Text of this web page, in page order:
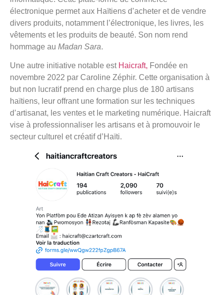
électronique permet aux Haïtiens d’acheter et de vendre
divers produits, notamment l’électronique, les livres, les
vêtements et les produits de beauté. Son nom rend
hommage au Madan Sara.
Une autre initiative notable est Haicraft, Fondée en
novembre 2022 par Caroline Zéphir. Cette organisation à
but non lucratif prend en charge plus de 180 artisans
haïtiens, leur offrant une formation sur les techniques
d’artisanat, les ventes et le marketing numérique. Haicraft
vise à professionnaliser les artisans et à promouvoir le
secteur culturel et créatif d’Haïti.